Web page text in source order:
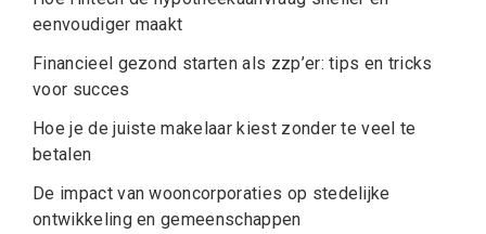
eenvoudiger maakt
Financieel gezond starten als zzp’er: tips en tricks
voor succes
Hoe je de juiste makelaar kiest zonder te veel te
betalen
De impact van wooncorporaties op stedelijke
ontwikkeling en gemeenschappen